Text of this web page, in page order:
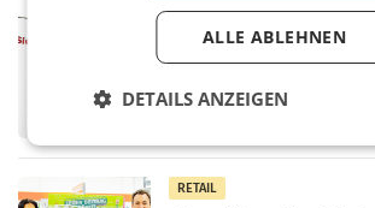
ProSiebenSat.1 spart
überraschend viel
Fernsehkonzern
wieder Gewinn gemacht
RETAIL
ALLE ABLEHNEN
DETAILS ANZEIGEN